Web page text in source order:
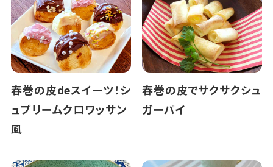
春巻の皮deスイーツ！シ
ュプリームクロワッサン
風
春巻の皮でサクサクシュ
ガーパイ